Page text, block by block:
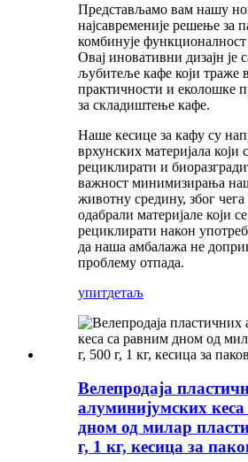
Представљамо вам нашу
најсавременије решење за
комбинује
Овај иновативни дизајн је
љубитеље кафе који траже
практичности и еколошке
за складиштење кафе.
Наше кесице за кафу су
врхунских материјала који
рециклирати и
важност минимизирања
животну средину, због
одабрали материјале који
рециклирати након
да наша амбалажа не
проблему отпада.
упитдетаљ
Велепродаја
алуминијумских
дном од милар
г, 1 кг, кесица за